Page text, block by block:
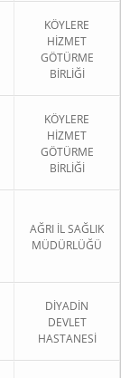
KÖYLERE
HİZMET
GÖTÜRME
BİRLİĞİ
KÖYLERE
HİZMET
GÖTÜRME
BİRLİĞİ
AĞRI İL SAĞLIK
MÜDÜRLÜĞÜ
DİYADİN
DEVLET
HASTANESİ